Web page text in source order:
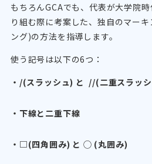
もちろんGCAでも、代表が大学院
り組む際に考案した、独自のマー
ング)の方法を指導します。
使う記号は以下の6つ：
・/(スラッシュ) と //(二重スラッ
・下線と二重下線
・□(四角囲み) と ◯ (丸囲み)